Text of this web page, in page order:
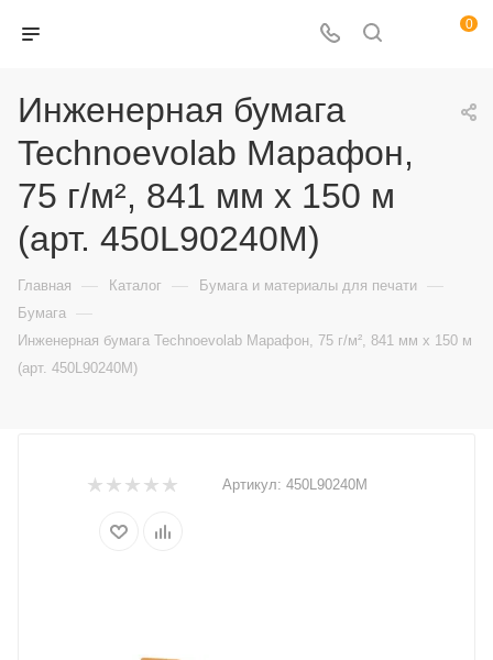
0
Инженерная бумага
Technoevolab Марафон,
75 г/м², 841 мм x 150 м
(арт. 450L90240M)
Главная — Каталог — Бумага и материалы для печати —
Бумага —
Инженерная бумага Technoevolab Марафон, 75 г/м², 841 мм x 150 м
(арт. 450L90240M)
Артикул: 450L90240M